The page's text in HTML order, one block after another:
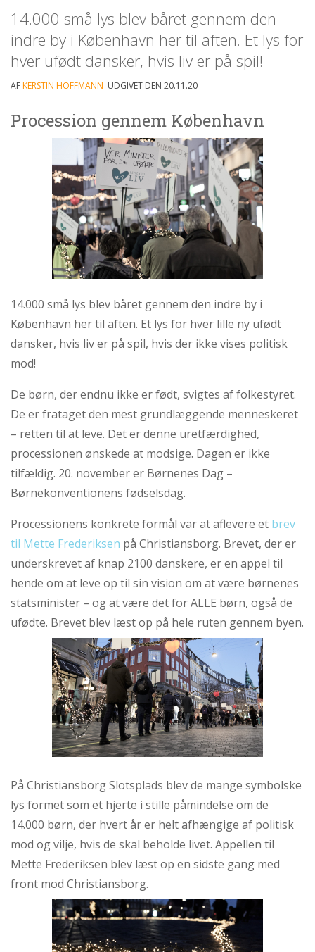
personlige
historie
1.6:
Argumenter
imod
2.0:
Om
2.1:
Aktioner
2.2:
Tidligere
aktioner
2.3:
Organisation
2.4:
Abortmindelunden
2.5:
Abortlinien
mod
abort
2.7:
Pro
2.8:
Nyhedsbrev
Nyheder
4.0:
Webshop
Næste
indlæg:
Molde
besøger
Retten
LivForrige
indlæg:
UNDERSKRIFTINDSAMLING
14.000 små lys blev båret gennem den
indre by i København her til aften. Et lys for
hver ufødt dansker, hvis liv er på spil!
AFKERSTIN HOFFMANN UDGIVET DEN 20.11.20
Procession gennem København
14.000 små lys blev båret gennem den indre by i
København her til aften. Et lys for hver lille ny ufødt
dansker, hvis liv er på spil, hvis der ikke vises politisk
mod!
De børn, der endnu ikke er født, svigtes af folkestyret.
De er frataget den mest grundlæggende menneskeret
– retten til at leve. Det er denne uretfærdighed,
processionen ønskede at modsige. Dagen er ikke
tilfældig. 20. november er Børnenes Dag –
Børnekonventionens fødselsdag.
Processionens konkrete formål var at aflevere et brev
til Mette Frederiksen på Christiansborg. Brevet, der er
underskrevet af knap 2100 danskere, er en appel til
hende om at leve op til sin vision om at være børnenes
statsminister – og at være det for ALLE børn, også de
ufødte. Brevet blev læst op på hele ruten gennem byen.
På Christiansborg Slotsplads blev de mange symbolske
lys formet som et hjerte i stille påmindelse om de
14.000 børn, der hvert år er helt afhængige af politisk
mod og vilje, hvis de skal beholde livet. Appellen til
Mette Frederiksen blev læst op en sidste gang med
front mod Christiansborg.